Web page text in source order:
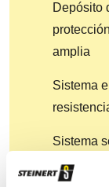
Depósito
amplia
Sistema
Sistema
Tamaño